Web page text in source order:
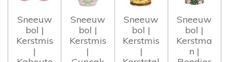
Sneeuw
bol |
Kerstmis
|
Sneeuw
bol |
Kerstmis
|
Sneeuw
bol |
Kerstmis
|
Sneeuw
bol |
Kerstma
n |